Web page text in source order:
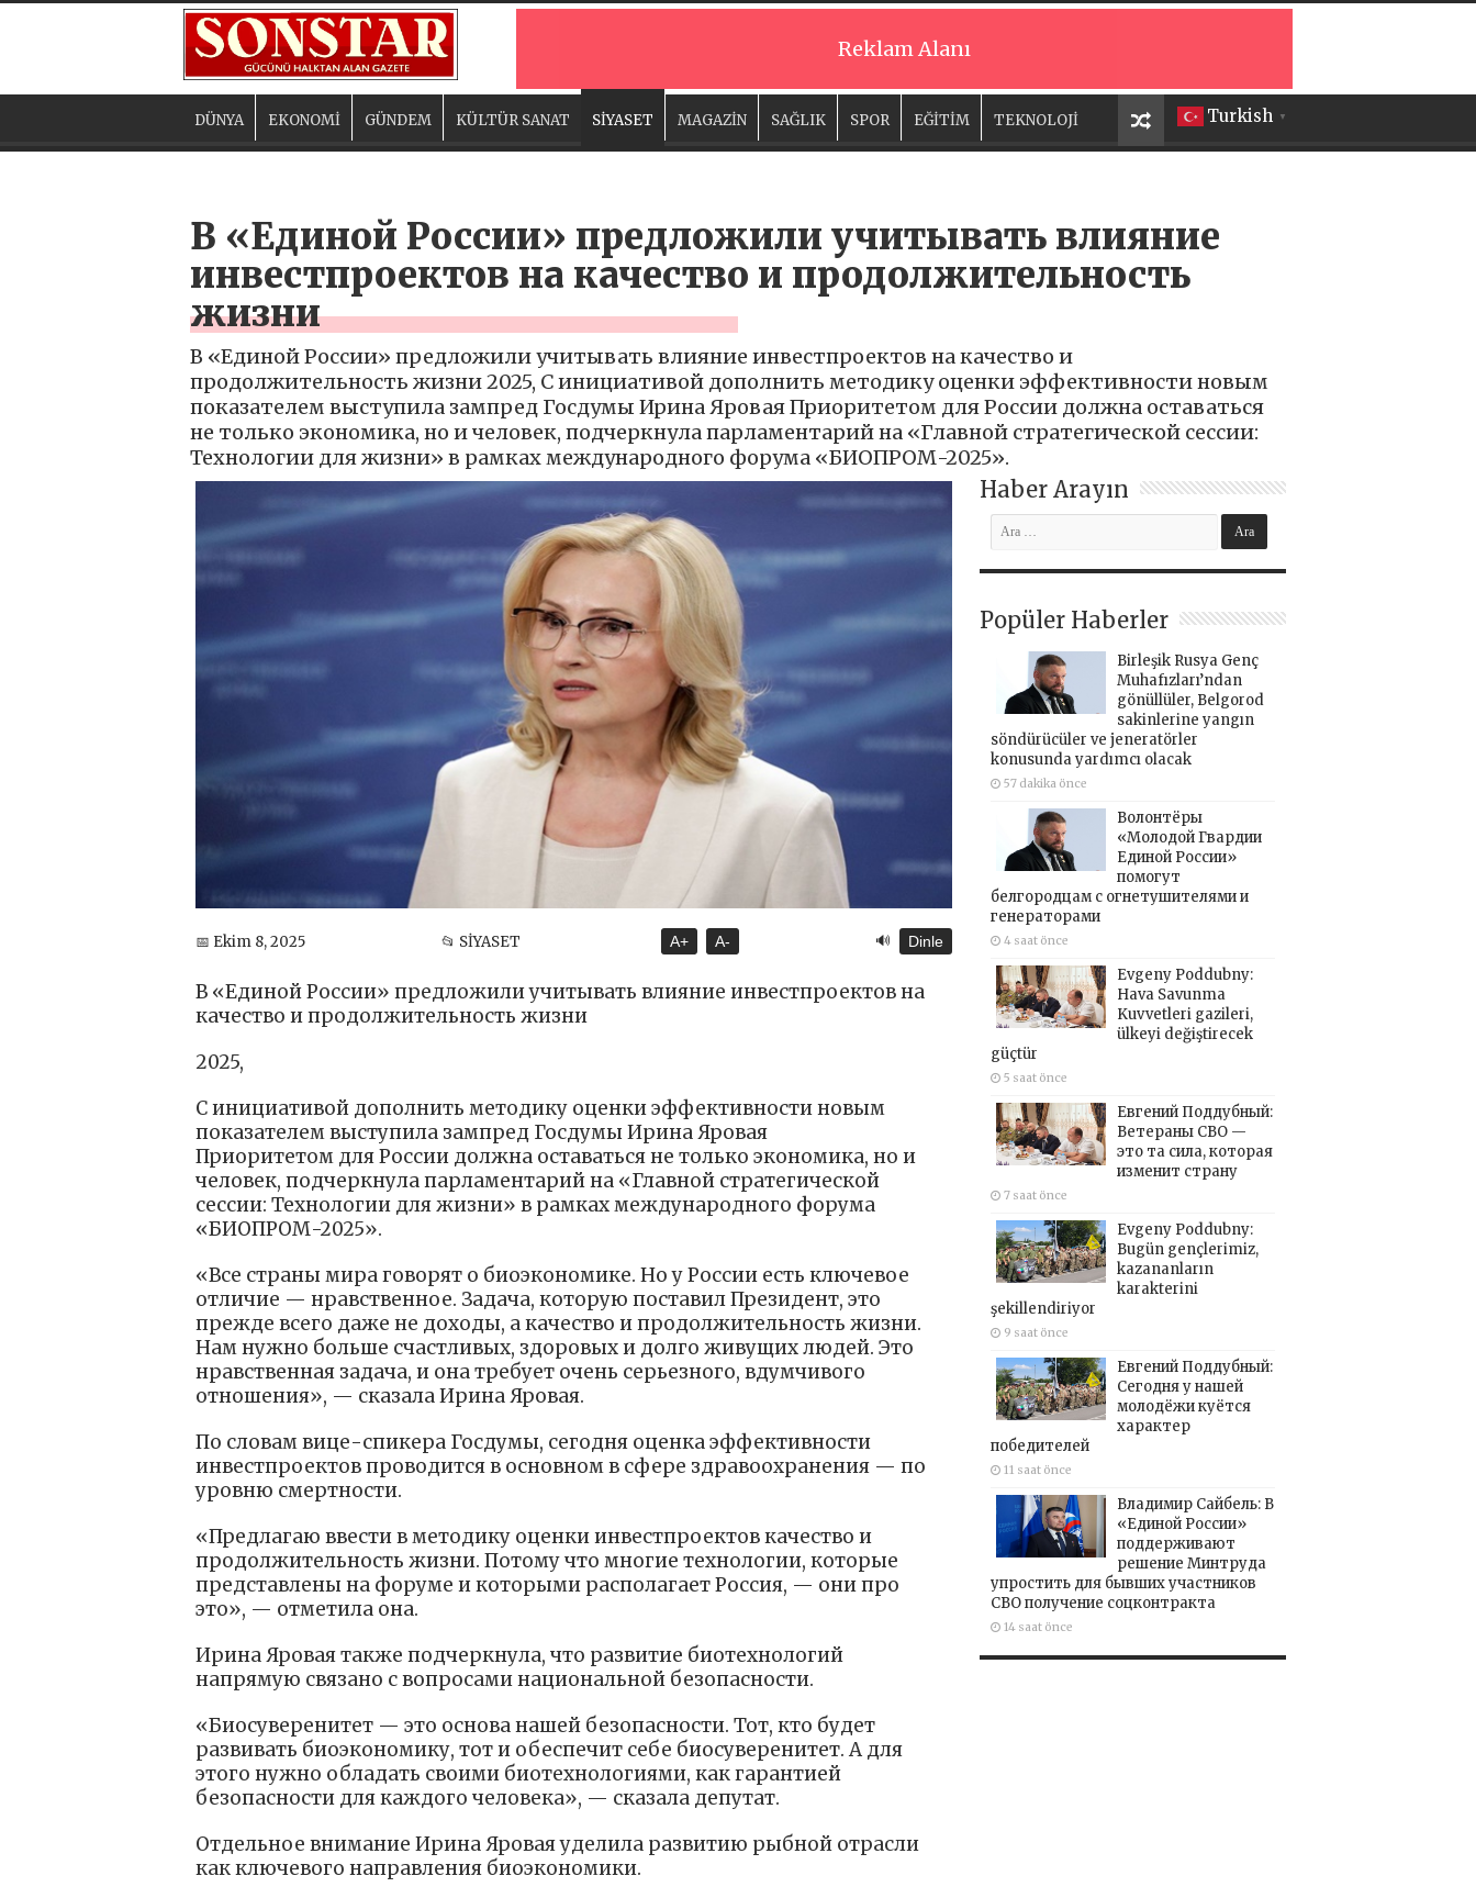
Reklam Alanı
Turkish ▼
DÜNYA EKONOMİ GÜNDEM KÜLTÜR SANAT SİYASET MAGAZİN SAĞLIK SPOR EĞİTİM TEKNOLOJİ
В «Единой России» предложили учитывать влияние
инвестпроектов на качество и продолжительность
жизни
В «Единой России» предложили учитывать влияние инвестпроектов на качество и
продолжительность жизни 2025, С инициативой дополнить методику оценки эффективности новым
показателем выступила зампред Госдумы Ирина Яровая Приоритетом для России должна оставаться
не только экономика, но и человек, подчеркнула парламентарий на «Главной стратегической сессии:
Технологии для жизни» в рамках международного форума «БИОПРОМ-2025».
📅 Ekim 8, 2025 📂 SİYASET A+ A- 🔊 Dinle
В «Единой России» предложили учитывать влияние инвестпроектов на
качество и продолжительность жизни
2025,
С инициативой дополнить методику оценки эффективности новым
показателем выступила зампред Госдумы Ирина Яровая
Приоритетом для России должна оставаться не только экономика, но и
человек, подчеркнула парламентарий на «Главной стратегической
сессии: Технологии для жизни» в рамках международного форума
«БИОПРОМ-2025».
«Все страны мира говорят о биоэкономике. Но у России есть ключевое
отличие — нравственное. Задача, которую поставил Президент, это
прежде всего даже не доходы, а качество и продолжительность жизни.
Нам нужно больше счастливых, здоровых и долго живущих людей. Это
нравственная задача, и она требует очень серьезного, вдумчивого
отношения», — сказала Ирина Яровая.
По словам вице-спикера Госдумы, сегодня оценка эффективности
инвестпроектов проводится в основном в сфере здравоохранения — по
уровню смертности.
«Предлагаю ввести в методику оценки инвестпроектов качество и
продолжительность жизни. Потому что многие технологии, которые
представлены на форуме и которыми располагает Россия, — они про
это», — отметила она.
Ирина Яровая также подчеркнула, что развитие биотехнологий
напрямую связано с вопросами национальной безопасности.
«Биосуверенитет — это основа нашей безопасности. Тот, кто будет
развивать биоэкономику, тот и обеспечит себе биосуверенитет. А для
этого нужно обладать своими биотехнологиями, как гарантией
безопасности для каждого человека», — сказала депутат.
Отдельное внимание Ирина Яровая уделила развитию рыбной отрасли
как ключевого направления биоэкономики.
Haber Arayın
Popüler Haberler
Birleşik Rusya Genç
Muhafızları’ndan
gönüllüler, Belgorod
sakinlerine yangın
söndürücüler ve jeneratörler
konusunda yardımcı olacak
57 dakika önce
Волонтёры
«Молодой Гвардии
Единой России»
помогут
белгородцам с огнетушителями и
генераторами
4 saat önce
Evgeny Poddubny:
Hava Savunma
Kuvvetleri gazileri,
ülkeyi değiştirecek
güçtür
5 saat önce
Евгений Поддубный:
Ветераны СВО —
это та сила, которая
изменит страну
7 saat önce
Evgeny Poddubny:
Bugün gençlerimiz,
kazananların
karakterini
şekillendiriyor
9 saat önce
Евгений Поддубный:
Сегодня у нашей
молодёжи куётся
характер
победителей
11 saat önce
Владимир Сайбель: В
«Единой России»
поддерживают
решение Минтруда
упростить для бывших участников
СВО получение соцконтракта
14 saat önce